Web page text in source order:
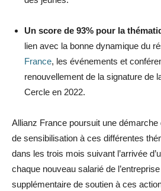
Un score de 93% pour la
lien avec la bonne dynamique du
France, les événements et
renouvellement de la signature de
Cercle en 2022.
Allianz France poursuit une
de sensibilisation à ces différentes
dans les trois mois suivant l’arrivée
chaque nouveau salarié de
supplémentaire de soutien à ces